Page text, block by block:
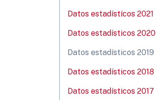
Datos estadístícos 2021
Datos estadísticos 2020
Datos estadísticos 2019
Datos estadísticos 2018
Datos estadísticos 2017